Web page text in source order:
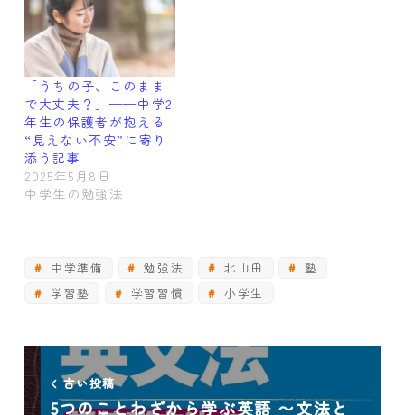
「うちの子、このまま
で大丈夫？」——中学2
年生の保護者が抱える
“見えない不安”に寄り
添う記事
2025年5月8日
中学生の勉強法
中学準備 勉強法 北山田
塾
学習塾
学習習慣 小学生
古い投稿
5つのことわざから学ぶ英語 〜文法と